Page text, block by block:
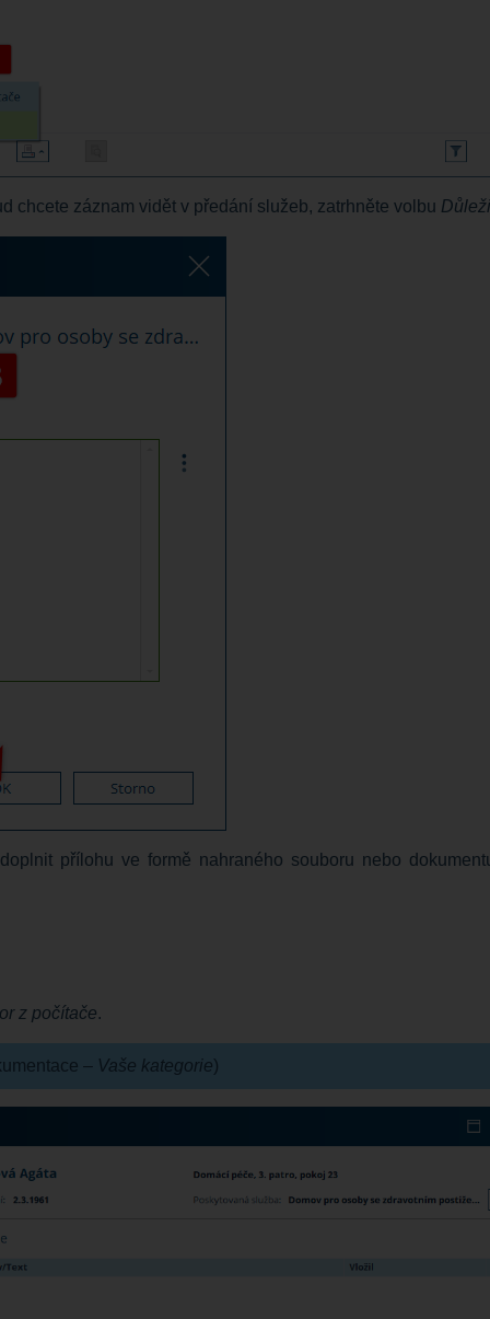
chcete záznam vidět v předání služeb, zatrhněte volbu
přílohu ve formě nahraného souboru nebo
z počítače.
– Vaše kategorie)